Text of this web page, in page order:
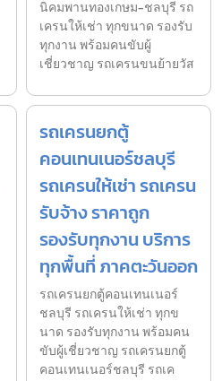
นิคมพานทองเกษม-ชลบุรี รถ
เครนให้เช่า ทุกขนาด รองรับ
ทุกงาน พร้อมคนขับผู้
เชี่ยวชาญ รถเครนขนย้ายวัส
รถเครนยกตู้
คอนเทนเนอร์ชลบุรี
รถเครนให้เช่า รถเครน
รับจ้าง ราคาถูก
รองรับทุกงาน บริการ
ทุกพื้นที่ ภาคตะวันออก
รถเครนยกตู้คอนเทนเนอร์
ชลบุรี รถเครนให้เช่า ทุกข
นาด รองรับทุกงาน พร้อมคน
ขับผู้เชี่ยวชาญ รถเครนยกตู้
คอนเทนเนอร์ชลบุรี รถเค